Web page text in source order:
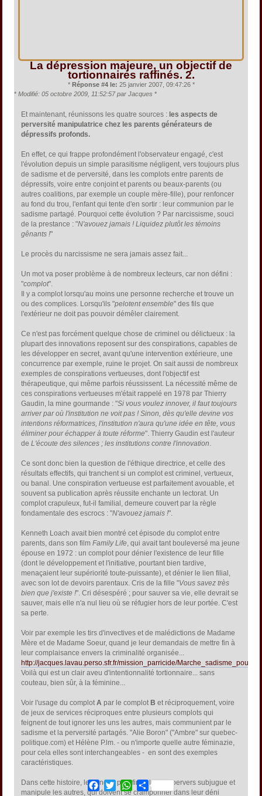
La dépression majeure, un objectif de
tortionnaires raffinés. 2.
* Réponse #4 le: 25 janvier 2007, 09:47:26 *
* Modifié: 05 octobre 2009, 11:52:57 par Jacques *
Et maintenant, réunissons les quatre sources : les aspects de
perversité manipulatrice chez les parents générateurs de
dépressifs profonds.
En effet, ce qui frappe profondément l'observateur engagé, c'est
l'évolution depuis un simple parasitisme négligent, vers toujours plus
de sadisme et de perversité, dans les complots entre parents de
dépressifs, voire entre conjoint et parents ou beaux-parents (ou
autres coalitions, par exemple un couple mère-fille), pour renfoncer
au fond du trou, l'enfant qui tente d'en sortir : leur communion par le
sadisme partagé. Pourquoi cette évolution ? Par narcissisme, souci
de la prestance : "N'avouez jamais ! Liquidez plutôt les témoins
gênants !"
Le procès du narcissisme ne sera jamais assez fait...
Un mot va poser problème à de nombreux lecteurs, car non défini :
"complot".
Il y a complot lorsqu'au moins une personne recherche et trouve un
ou des complices. Lorsqu'ils "pelotent ensemble" des fils que
l'extérieur ne doit pas pouvoir démêler clairement.
Ce n'est pas forcément quelque chose de criminel ou délictueux : la
plupart des innovations reposent sur des conspirations, capables de
les développer en secret, avant qu'une intervention extérieure, une
concurrence par exemple, ruine le projet. On sait aussi de nombreux
exemples de conspirations vertueuses, dont l'objectif est
thérapeutique, qui même parfois réussissent. La nécessité même de
ces conspirations vertueuses m'était rappelé en 1978 par Thierry
Gaudin, la mine gourmande : "Si vous voulez innover, il faut toujours
arriver par où l'institution ne voit pas ! Sinon, dès qu'elle devine vos
intentions réformatrices, l'institution n'aura qu'une idée en tête, vous
éliminer pour échapper à toute réforme". Thierry Gaudin est l'auteur
deL'écoute des silences ; les institutions contre l'innovation.
Ce sont donc bien la question de l'éthique directrice, et celle des
résultats effectifs, qui tranchent si un complot est criminel, vertueux,
ou banal. Une conspiration vertueuse est parfaitement avouable, et
souvent sa publication après réussite enchante un lectorat. Un
complot crapuleux, fut-il familial, demeure couvert par la règle
fondamentale des escrocs : "N'avouez jamais !".
Kenneth Loach avait bien montré cet épisode du complot entre
parents, dans son filmFamily Life, qui avait tant bouleversé ma jeune
épouse en 1972 : un complot pour dénier l'existence de leur fille
(dont le développement et l'initiative, pourtant bien tardive,
menaçaient leur supériorité toute-puissante), et dénier le lien filial,
avec son lot de devoirs parentaux. Cris de la fille "Vous savez très
bien que j'existe !". Cri désespéré ; pour sauver sa vie, elle devrait se
sauver, mais elle n'a nul lieu où se réfugier hors de leur portée. C'est
sa perte.
Voir par exemple les tirs d'invectives et de malédictions de Madame
Mère et de Madame Soeur, quand je leur demandais de mettre fin à
leur complaisance envers la criminalité organisée...
http://jacques.lavau.perso.sfr.fr/mission_parricide/
Voilà qui est un clair aveu d'intentionnalité tortionnaire... sans
couteau, bien sûr, à la féminine...
Voir l'usage du complotA par le complot B et réciproquement, voire
de jeux de services réciproques entre plusieurs complots qui
feignent de tout ignorer les uns les autres, mais communient par le
sadisme et la perversité partagés. "Alie Boron" ("Ambre" sur quebec-
politique.com) et Hélène P.lm. - ou n'importe quelle autre féminazie,
pour cela elles sont interchangeables - en sont des exemples
caractéristiques.
Dans cette histoire, le gang le plus fin et le plus pervers subjugue et
manipule les autres, qui doivent se cramponner dans leur déni
Facebook
TwitterWhatsApp
Share